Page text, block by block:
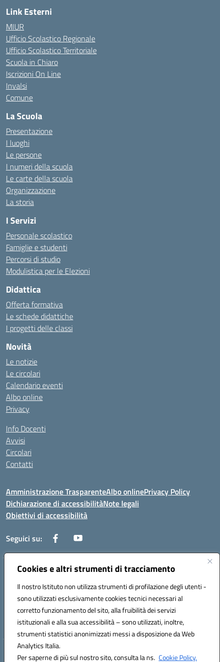
Cookies e altri strumenti di tracciamento
Il nostro Istituto non utilizza strumenti di profilazione degli utenti -
sono utilizzati esclusivamente cookies tecnici necessari al
corretto funzionamento del sito, alla fruibilità dei servizi
istituzionali e alla sua accessibilità – sono utilizzati, inoltre,
strumenti statistici anonimizzati messi a disposizione da Web
Analytics Italia.
Per saperne di più sul nostro sito, consulta la ns. Cookie Policy.
Link Esterni
MIUR
Ufficio Scolastico Regionale
Ufficio Scolastico Territoriale
Scuola in Chiaro
Iscrizioni On Line
Invalsi
Comune
La Scuola
Presentazione
I luoghi
Le persone
I numeri della scuola
Le carte della scuola
Organizzazione
La storia
I Servizi
Personale scolastico
Famiglie e studenti
Percorsi di studio
Modulistica per le Elezioni
Didattica
Offerta formativa
Le schede didattiche
I progetti delle classi
Novità
Le notizie
Le circolari
Calendario eventi
Albo online
Privacy
Info Docenti
Avvisi
Circolari
Contatti
Amministrazione TrasparenteAlbo onlinePrivacy Policy
Dichiarazione di accessibilitàNote legali
Obiettivi di accessibilità
Seguici su:
Corso Roma, 1 71100 FOGGIA (FG)
Codice meccanografico: FGPM03000E
Mail: FGPM03000E@istruzione.it - PEC:
FGPM03000E@pec.istruzione.it
Codice fiscale: 80002240713
Hosting & Powered by 3D Solution S.r.l.